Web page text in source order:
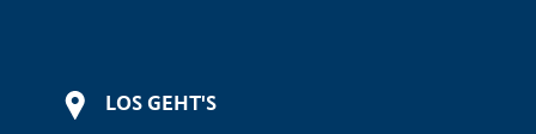
LOS GEHT'S